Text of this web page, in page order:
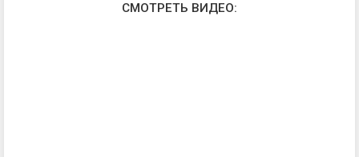
СМОТРЕТЬ ВИДЕО: